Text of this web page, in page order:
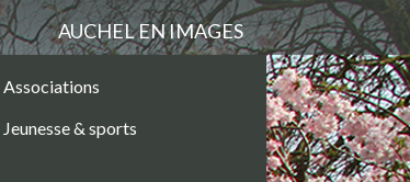
Associations
Jeunesse & sports
AUCHEL EN IMAGES